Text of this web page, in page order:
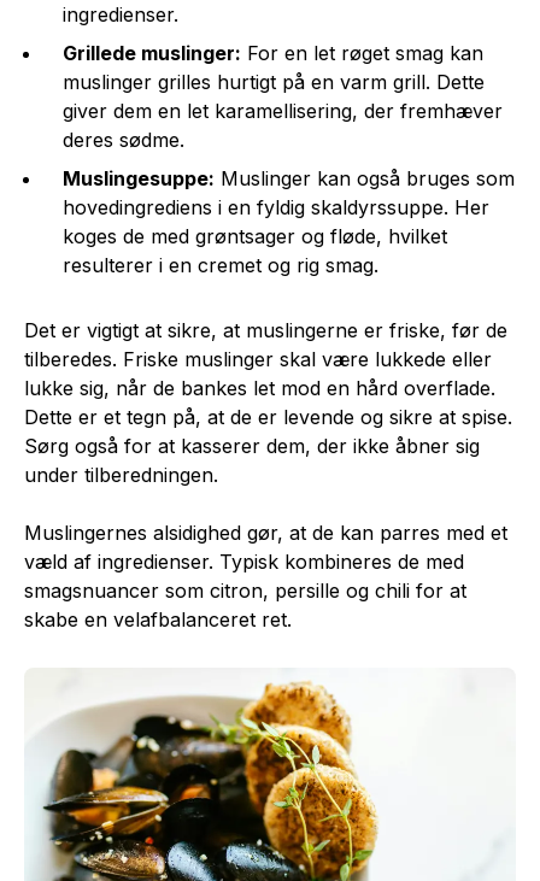
ingredienser.
Grillede muslinger: For en let røget smag kan
muslinger grilles hurtigt på en varm grill. Dette
giver dem en let karamellisering, der fremhæver
deres sødme.
Muslingesuppe: Muslinger kan også bruges som
hovedingrediens i en fyldig skaldyrssuppe. Her
koges de med grøntsager og fløde, hvilket
resulterer i en cremet og rig smag.
Det er vigtigt at sikre, at muslingerne er friske, før de
tilberedes. Friske muslinger skal være lukkede eller
lukke sig, når de bankes let mod en hård overflade.
Dette er et tegn på, at de er levende og sikre at spise.
Sørg også for at kasserer dem, der ikke åbner sig
under tilberedningen.
Muslingernes alsidighed gør, at de kan parres med et
væld af ingredienser. Typisk kombineres de med
smagsnuancer som citron, persille og chili for at
skabe en velafbalanceret ret.